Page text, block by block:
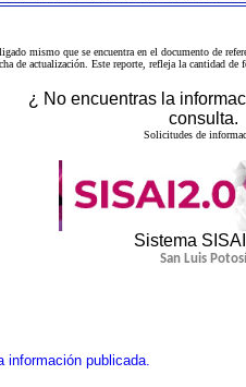
mismo que se encuentra en el documento de
de actualización. Este reporte, refleja la cantidad
¿ No encuentras la
consulta.
Solicitudes de
Sistema
San Luis Potosí
información publicada.